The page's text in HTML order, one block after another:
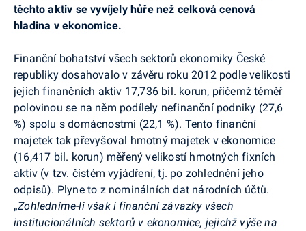
těchto aktiv se vyvíjely hůře než celková cenová
hladina v ekonomice.
Finanční bohatství všech sektorů ekonomiky České
republiky dosahovalo v závěru roku 2012 podle velikosti
jejich finančních aktiv 17,736 bil. korun, přičemž téměř
polovinou se na něm podílely nefinanční podniky (27,6
%) spolu s domácnostmi (22,1 %). Tento finanční
majetek tak převyšoval hmotný majetek v ekonomice
(16,417 bil. korun) měřený velikostí hmotných fixních
aktiv (v tzv. čistém vyjádření, tj. po zohlednění jeho
odpisů). Plyne to z nominálních dat národních účtů.
„Zohledníme-li však i finanční závazky všech
institucionálních sektorů v ekonomice, jejichž výše na